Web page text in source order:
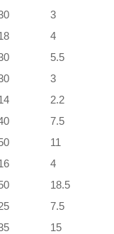
3
4
5.5
3
2.2
7.5
11
4
18.5
7.5
15